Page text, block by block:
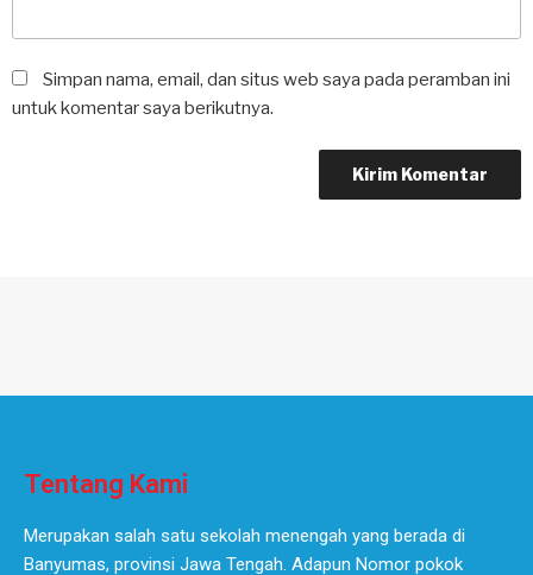
Simpan nama, email, dan situs web saya pada peramban ini
untuk komentar saya berikutnya.
Tentang Kami
Merupakan salah satu sekolah menengah yang berada di
Banyumas, provinsi Jawa Tengah. Adapun Nomor pokok